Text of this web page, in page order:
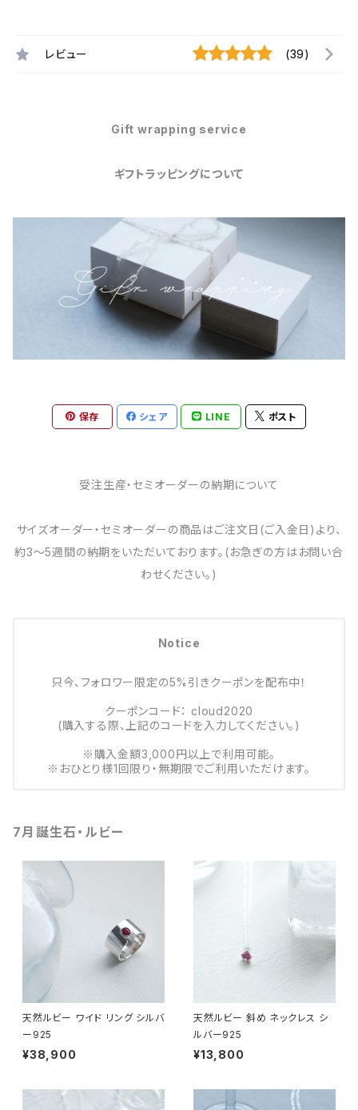
レビュー (39)
Gift wrapping service
ギフトラッピングについて
保存 シェア LINE ポスト
受注生産・セミオーダーの納期について
サイズオーダー・セミオーダーの商品はご注文日(ご入金日)より、
約3～5週間の納期をいただいております。(お急ぎの方はお問い合
わせください。)
Notice
只今、フォロワー限定の5%引きクーポンを配布中！
クーポンコード： cloud2020
(購入する際、上記のコードを入力してください。)
※購入金額3,000円以上で利用可能。
※おひとり様1回限り・無期限でご利用いただけます。
7月誕生石・ルビー
天然ルビー ワイド リング シルバ
ー925
¥38,900
天然ルビー 斜め ネックレス シ
ルバー925
¥13,800